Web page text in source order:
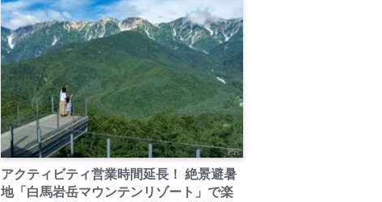
PR
アクティビティ営業時間延長！ 絶景避暑
地「白馬岩岳マウンテンリゾート」で楽